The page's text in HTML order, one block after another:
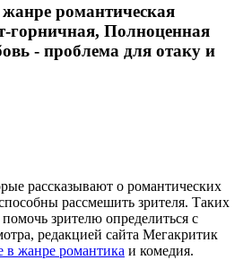
романтическая
горничная, Полноценная
- проблема для отаку и
рассказывают о романтических
рассмешить зрителя. Таких
зрителю определиться с
редакцией сайта Мегакритик
в жанре романтика и комедия.